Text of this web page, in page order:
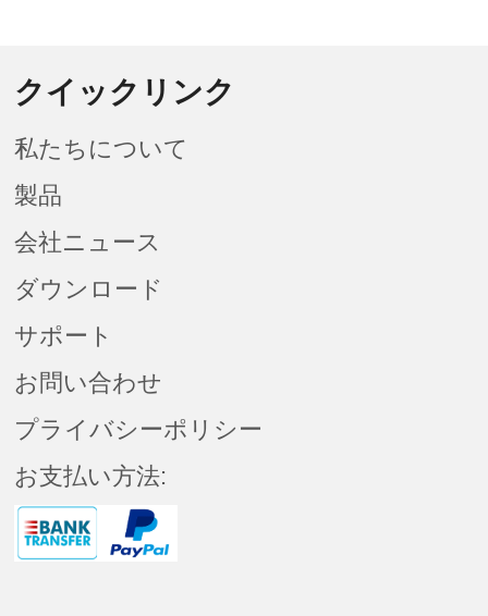
クイックリンク
私たちについて
製品
会社ニュース
ダウンロード
サポート
お問い合わせ
プライバシーポリシー
お支払い方法: